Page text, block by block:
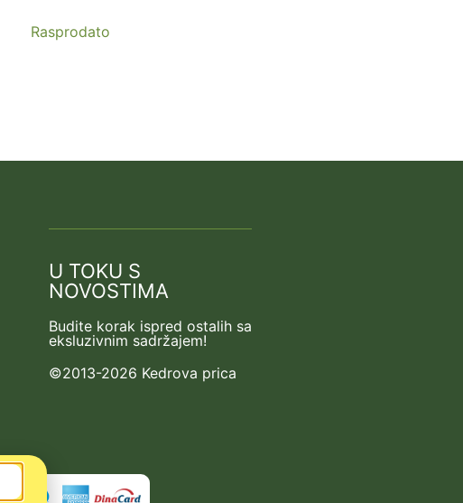
Rasprodato
U TOKU S
NOVOSTIMA
Budite korak ispred ostalih sa
eksluzivnim sadržajem!
©2013-2026 Kedrova prica